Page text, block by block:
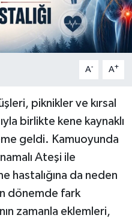
A- A+
piknikler ve kırsal
birlikte kene kaynaklı
geldi. Kamuoyunda
Ateşi ile
hastalığına da neden
dönemde fark
zamanla eklemleri,